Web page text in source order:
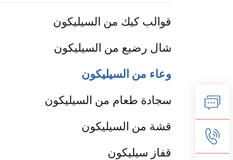
قوالب كيك من السيليكون
شال رضيع من السيليكون
وعاء من السيليكون
سجادة طعام من السيليكون
قشة من السيليكون
قفاز سيليكون